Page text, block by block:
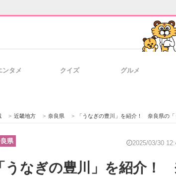
ント
ンタメ クイズ グルメ
> 近畿地方 > 奈良県 > 「うなぎの豊川」を紹介！ 奈良県の
県 2025/03/30
うなぎの豊川」を紹介！